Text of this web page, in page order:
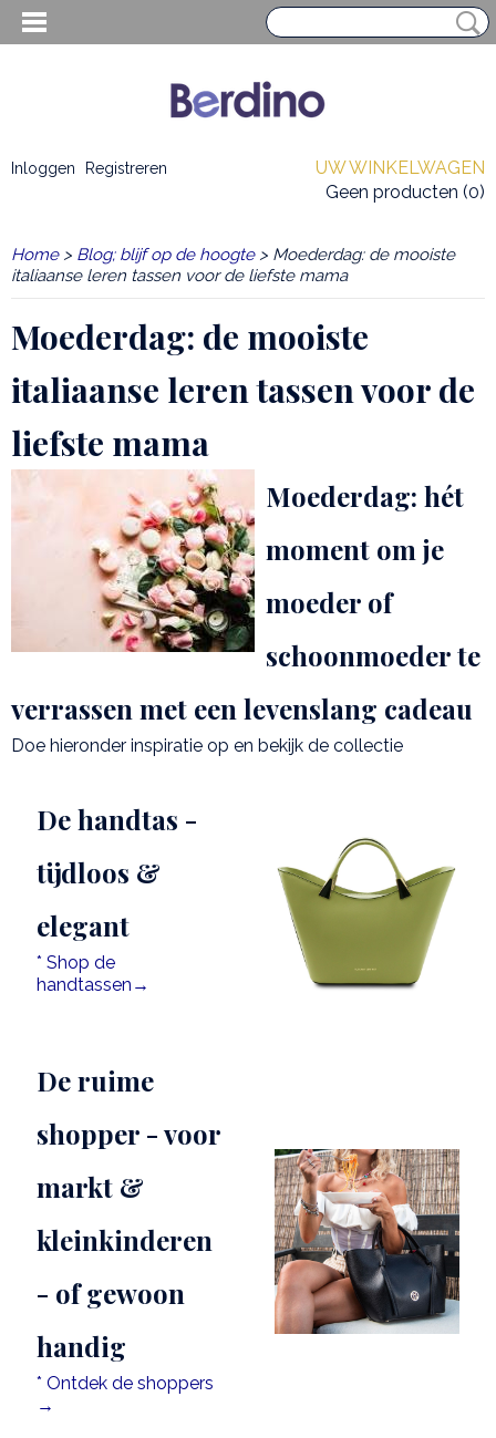
Inloggen Registreren
UW WINKELWAGEN
Geen producten (0)
Home> Blog; blijf op de hoogte> Moederdag: de mooiste
italiaanse leren tassen voor de liefste mama
Moederdag: de mooiste
italiaanse leren tassen voor de
liefste mama
Moederdag: hét
moment om je
moeder of
schoonmoeder te
verrassen met een levenslang cadeau
Doe hieronder inspiratie op en bekijk de collectie
De handtas -
tijdloos &
elegant
* Shop de
handtassen→
De ruime
shopper - voor
markt &
kleinkinderen
- of gewoon
handig
* Ontdek de shoppers
→
HEREN